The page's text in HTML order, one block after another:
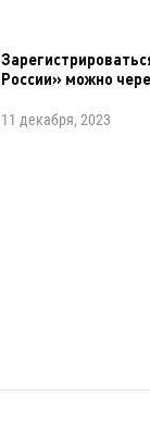
России» можно
11 декабря, 2023